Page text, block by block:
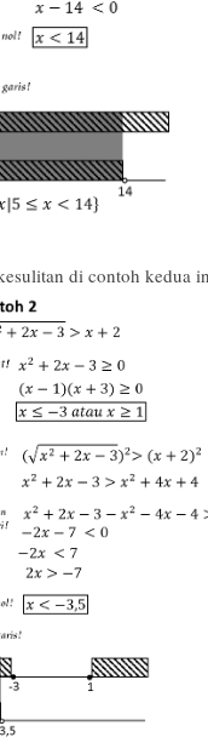
di contoh kedua